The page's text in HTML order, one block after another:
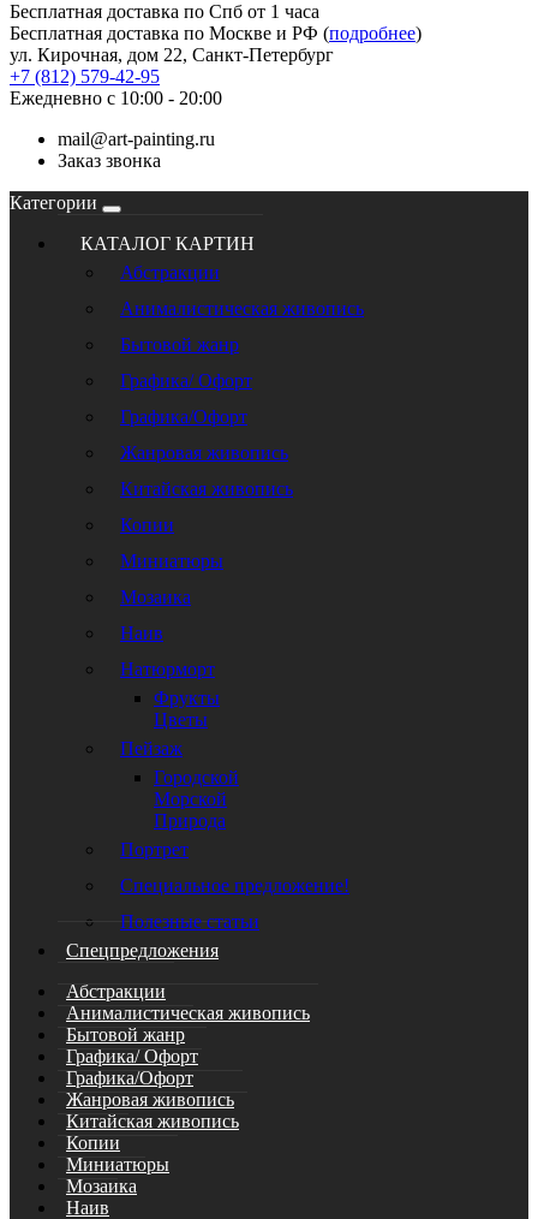
Бесплатная доставка по Спб от 1 часа
Бесплатная доставка по Москве и РФ (подробнее)
ул. Кирочная, дом 22, Санкт-Петербург
+7 (812) 579-42-95
Ежедневно с 10:00 - 20:00
mail@art-painting.ru
Заказ звонка
Категории
КАТАЛОГ КАРТИН
Абстракции
Анималистическая живопись
Бытовой жанр
Графика/ Офорт
Графика/Офорт
Жанровая живопись
Китайская живопись
Копии
Миниатюры
Мозаика
Наив
Натюрморт
Фрукты
Цветы
Пейзаж
Городской
Морской
Природа
Портрет
Специальное предложение!
Полезные статьи
Спецпредложения
Абстракции
Анималистическая живопись
Бытовой жанр
Графика/ Офорт
Графика/Офорт
Жанровая живопись
Китайская живопись
Копии
Миниатюры
Мозаика
Наив